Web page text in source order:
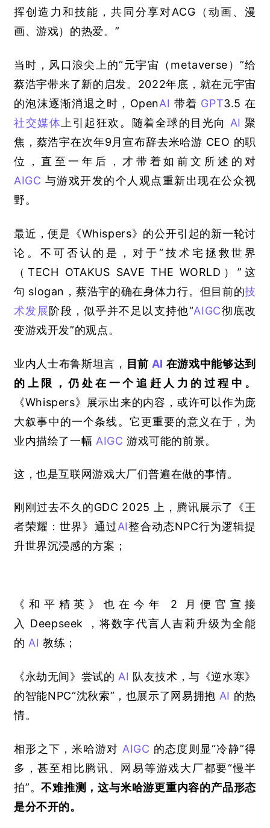
挥创造力和技能，共同分享对ACG （动画、漫
画、游戏）的热爱。”
当时，风口浪尖上的“元宇宙（ metaverse ）”给
蔡浩宇带来了新的启发。 2022年底，就在元宇宙
的泡沫逐渐消退之时， OpenAI 带着 GPT3.5 在
社交媒体上引起狂欢。随着全球的目光向 AI 聚
焦，蔡浩宇在次年9月宣布辞去米哈游 CEO 的职
位，直至一年后，才带着如前文所述的对
AIGC 与游戏开发的个人观点重新出现在公众视
野。
最近，便是《Whispers》的公开引起的新一轮讨
论。不可否认的是，对于“技术宅拯救世界
（TECH OTAKUS SAVE THE WORLD ）”这
句 slogan ，蔡浩宇的确在身体力行。但目前的技
术发展阶段，似乎并不足以支持他“AIGC彻底改
变游戏开发”的观点。
业内人士布鲁斯坦言， 目前 AI 在游戏中能够达到
的上限，仍处在一个追赶人力的过程中。
《Whispers》展示出来的内容，或许可以作为庞
大叙事中的一个条线。它更重要的意义在于，为
业内描绘了一幅 AIGC 游戏可能的前景。
这，也是互联网游戏大厂们普遍在做的事情。
刚刚过去不久的GDC 2025 上，腾讯展示了《王
者荣耀：世界》通过AI整合动态NPC行为逻辑提
升世界沉浸感的方案；
《和平精英》也在今年 2
月便官宣接
入
Deepseek
，将数字代言人吉莉升级为全能
的 AI 教练；
《永劫无间》尝试的 AI 队友技术，与《逆水寒》
的智能NPC“沈秋索” ，也展示了网易拥抱 AI 的热
情。
相形之下，米哈游对 AIGC 的态度则显“冷静”得
多，甚至相比腾讯、网易等游戏大厂都要“慢半
拍”。不难推测，这与米哈游更重内容的产品形态
是分不开的。